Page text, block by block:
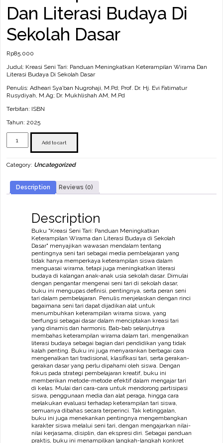
Dan Literasi Budaya Di
Sekolah Dasar
Rp85.000
Judul: Kreasi Seni Tari: Panduan Meningkatkan Keterampilan Wirama Dan
Literasi Budaya Di Sekolah Dasar
Penulis: Adheari Sya’ban Nugrohaji, M.Pd; Prof. Dr. Hj. Evi Fatimatur
Rusydiyah, M.Ag; Dr. Mukhlishah AM, M.Pd
Terbitan: ISBN
Tahun: 2025
Seni
Meningkatkan
Wirama
Dan
Literasi
Add to cart
Category: Uncategorized
Description Reviews (0)
Description
Buku "Kreasi Seni Tari: Panduan Meningkatkan
Keterampilan Wirama dan Literasi Budaya di Sekolah
Dasar" menyajikan wawasan mendalam tentang
pentingnya seni tari sebagai media pembelajaran yang
tidak hanya memperkaya keterampilan siswa dalam
menguasai wirama, tetapi juga meningkatkan literasi
budaya di kalangan anak-anak usia sekolah dasar. Dimulai
dengan pengantar mengenai seni tari di sekolah dasar,
buku ini mengupas definisi, pentingnya, serta peran seni
tari dalam pembelajaran. Penulis menjelaskan dengan rinci
bagaimana seni tari dapat dijadikan alat untuk
menumbuhkan keterampilan wirama siswa, yang
berfungsi sebagai dasar dalam menciptakan kreasi tari
yang dinamis dan harmonis. Bab-bab selanjutnya
membahas keterampilan wirama dalam tari, mengenalkan
literasi budaya sebagai bagian dari pendidikan yang tidak
kalah penting. Buku ini juga menyarankan berbagai cara
mengenalkan tari tradisional, klasifikasi tari, serta gerakan-
gerakan dasar yang perlu dipahami oleh siswa. Dengan
fokus pada strategi pembelajaran kreatif, buku ini
memberikan metode-metode efektif dalam mengajar tari
di kelas. Mulai dari cara-cara untuk mendorong partisipasi
siswa, penggunaan media dan alat peraga, hingga cara
melakukan evaluasi terhadap keterampilan tari siswa,
semuanya dibahas secara terperinci. Tak ketinggalan,
buku ini juga menekankan pentingnya mengembangkan
karakter siswa melalui seni tari, dengan mengajarkan nilai-
nilai kerjasama, disiplin, dan ekspresi diri. Sebagai panduan
praktis, buku ini menampilkan langkah-langkah konkret